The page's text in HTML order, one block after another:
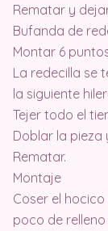
Rematar y
Bufanda de
Montar 6
La redecilla se
la siguiente
Tejer todo el
Doblar la pieza
Rematar.
Montaje
Coser el hocico
poco de